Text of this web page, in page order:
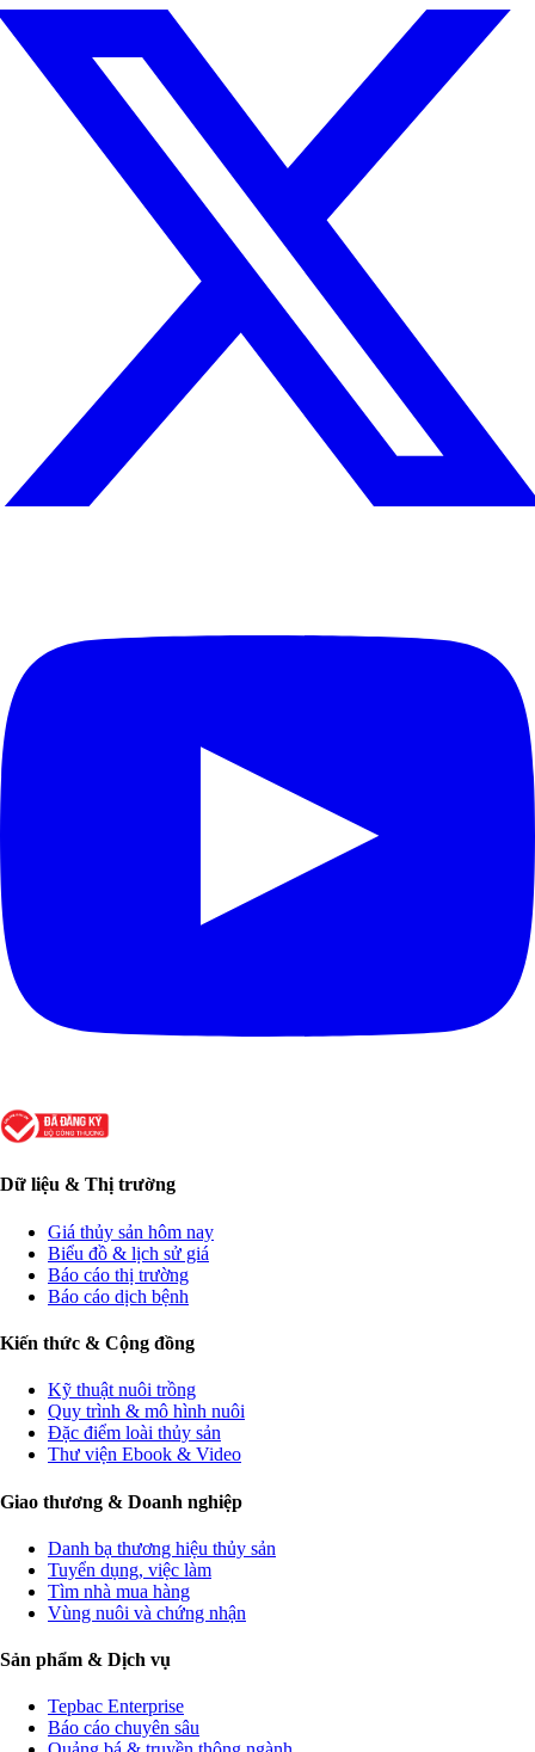
Dữ liệu & Thị trường
Giá thủy sản hôm nay
Biểu đồ & lịch sử giá
Báo cáo thị trường
Báo cáo dịch bệnh
Kiến thức & Cộng đồng
Kỹ thuật nuôi trồng
Quy trình & mô hình nuôi
Đặc điểm loài thủy sản
Thư viện Ebook & Video
Giao thương & Doanh nghiệp
Danh bạ thương hiệu thủy sản
Tuyển dụng, việc làm
Tìm nhà mua hàng
Vùng nuôi và chứng nhận
Sản phẩm & Dịch vụ
Tepbac Enterprise
Báo cáo chuyên sâu